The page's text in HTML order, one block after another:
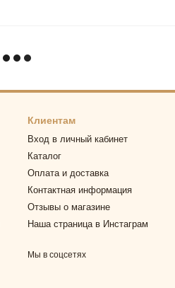
Клиентам
Вход в личный кабинет
Каталог
Оплата и доставка
Контактная информация
Отзывы о магазине
Наша страница в Инстаграм
Мы в соцсетях